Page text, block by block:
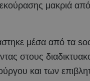
μακριά από
μέσα από τα
στους
και των